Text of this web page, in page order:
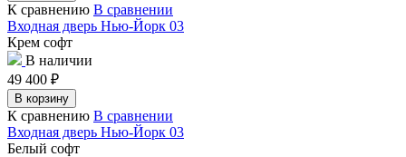
К сравнению В сравнении
Входная дверь Нью-Йорк 03
Крем софт
В наличии
49 400 ₽
В корзину
К сравнению В сравнении
Входная дверь Нью-Йорк 03
Белый софт